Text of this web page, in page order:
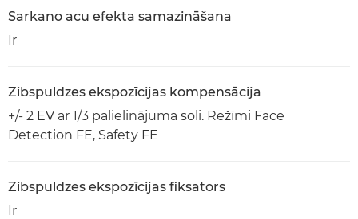
Sarkano acu efekta samazināšana
Ir
Zibspuldzes ekspozīcijas kompensācija
+/- 2 EV ar 1/3 palielinājuma soli. Režīmi Face
Detection FE, Safety FE
Zibspuldzes ekspozīcijas fiksators
Ir